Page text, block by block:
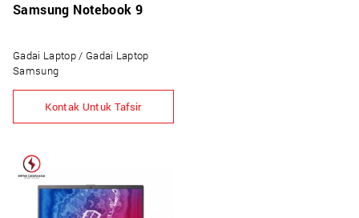
Samsung Notebook 9
Gadai Laptop / Gadai Laptop
Samsung
Kontak Untuk Tafsir